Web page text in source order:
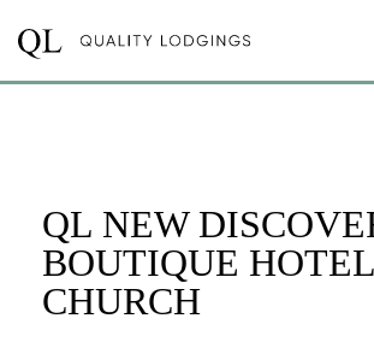
QL NEW
BOUTIQUE
CHURCH